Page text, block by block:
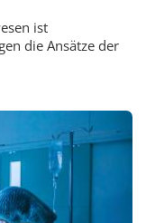
ist
die Ansätze der